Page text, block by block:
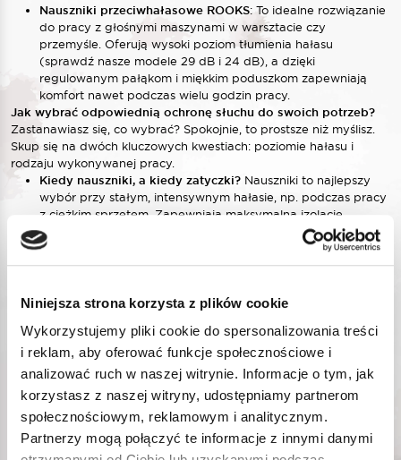
Niniejsza strona korzysta z plików cookie
Wykorzystujemy pliki cookie do spersonalizowania treści
i reklam, aby oferować funkcje społecznościowe i
analizować ruch w naszej witrynie. Informacje o tym, jak
korzystasz z naszej witryny, udostępniamy partnerom
społecznościowym, reklamowym i analitycznym.
Partnerzy mogą połączyć te informacje z innymi danymi
Nauszniki przeciwhałasowe ROOKS: To idealne rozwiązanie
do pracy z głośnymi maszynami w warsztacie czy
przemyśle. Oferują wysoki poziom tłumienia hałasu
(sprawdź nasze modele 29 dB i 24 dB), a dzięki
regulowanym pałąkom i miękkim poduszkom zapewniają
komfort nawet podczas wielu godzin pracy.
Jak wybrać odpowiednią ochronę słuchu do swoich potrzeb?
Zastanawiasz się, co wybrać? Spokojnie, to prostsze niż myślisz.
Skup się na dwóch kluczowych kwestiach: poziomie hałasu i
rodzaju wykonywanej pracy.
Kiedy nauszniki, a kiedy zatyczki? Nauszniki to najlepszy
wybór przy stałym, intensywnym hałasie, np. podczas pracy
z ciężkim sprzętem. Zapewniają maksymalną izolację.
Zatyczki będą idealne w środowiskach o zmiennym poziomie
głośności lub gdy potrzebujesz większej swobody ruchów i
minimalnej wagi sprzętu.
obowiązek stosowania ochronników słuchu pojawia się, gdy
określony poziom tłumienia, co ułatwia dopasowanie ich do
Twojego miejsca pracy. Zasada jest prosta: im wyższa
wartość dB, tym skuteczniejsza ochrona. Jeśli nie masz
pewności, jaki hałas panuje na Twoim stanowisku,
bezpieczniej jest wybrać ochronę o wyższym stopniu
tłumienia.
Najlepsze praktyki i zgodność z przepisami – zadbaj o swój
słuch